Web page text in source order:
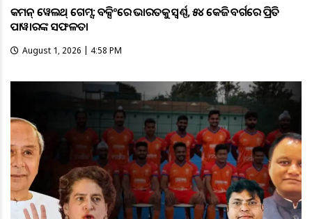
କମନ୍ ୱେଲଥ୍ ଗେମ୍ସ: ବକ୍ସିଂରେ ଭାରତକୁ ସ୍ବର୍ଣ୍ଣ, ୫୪ କେଜି ବର୍ଗରେ ପ୍ରିତି
ପାୱାରଙ୍କ ସଫଳତା
August 1, 2026 | 4:58 PM